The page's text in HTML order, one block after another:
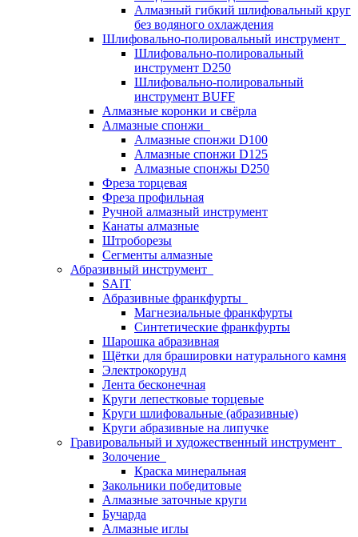
Алмазный гибкий шлифовальный круг
без водяного охлаждения
Шлифовально-полировальный инструмент
Шлифовально-полировальный
инструмент D250
Шлифовально-полировальный
инструмент BUFF
Алмазные коронки и свёрла
Алмазные спонжи
Алмазные спонжи D100
Алмазные спонжи D125
Алмазные спонжы D250
Фреза торцевая
Фреза профильная
Ручной алмазный инструмент
Канаты алмазные
Штроборезы
Сегменты алмазные
Абразивный инструмент
SAIT
Абразивные франкфурты
Магнезиальные франкфурты
Синтетические франкфурты
Шарошка абразивная
Щётки для брашировки натурального камня
Электрокорунд
Лента бесконечная
Круги лепестковые торцевые
Круги шлифовальные (абразивные)
Круги абразивные на липучке
Гравировальный и художественный инструмент
Золочение
Краска минеральная
Закольники победитовые
Алмазные заточные круги
Бучарда
Алмазные иглы